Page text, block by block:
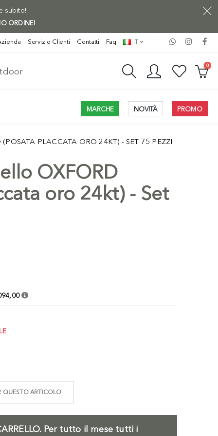
subito!
ORDINE!
Servizio Clienti Contatti Faq IT
0
MARCHE NOVITÀ PROMO
PLACCATA ORO 24KT) - SET 75 PEZZI
OXFORD
oro 24kt) - Set
QUESTO ARTICOLO
Per tutto il mese tutti i